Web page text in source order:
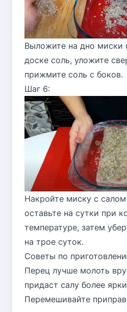
Выложите на дно миски
доске соль, уложите
прижмите соль с боков.
Шаг 6:
Накройте миску с
оставьте на сутки при
температуре, затем
на трое суток.
Советы по
Перец лучше молоть
придаст салу более
Перемешивайте